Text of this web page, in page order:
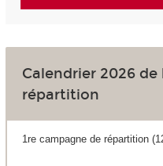
Calendrier 2026
répartition
1re campagne de répartition